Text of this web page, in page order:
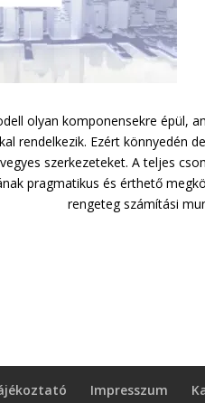
olyan komponensekre épül,
rendelkezik. Ezért könnyedén
szerkezeteket. A teljes
pragmatikus és érthető
rengeteg számítási
Impresszum